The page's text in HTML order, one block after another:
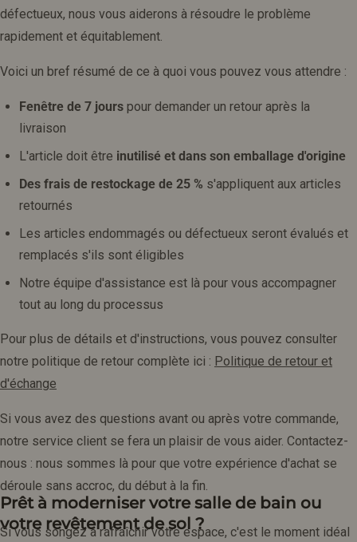
défectueux, nous vous aiderons à résoudre le problème
rapidement et équitablement.
Voici un bref résumé de ce à quoi vous pouvez vous attendre :
Fenêtre de 7 jours pour demander un retour après la
livraison
L'article doit être inutilisé et dans son emballage d'origine
Des frais de restockage de 25 % s'appliquent aux articles
retournés
Les articles endommagés ou défectueux seront évalués et
remplacés s'ils sont éligibles
Notre équipe d'assistance est là pour vous accompagner
tout au long du processus
Pour plus de détails et d'instructions, vous pouvez consulter
notre politique de retour complète ici : Politique de retour et
d'échange
Si vous avez des questions avant ou après votre commande,
notre service client se fera un plaisir de vous aider. Contactez-
nous : nous sommes là pour que votre expérience d'achat se
déroule sans accroc, du début à la fin.
Prêt à moderniser votre salle de bain ou
votre revêtement de sol ?
Si vous songez à rafraîchir votre espace, c'est le moment idéal